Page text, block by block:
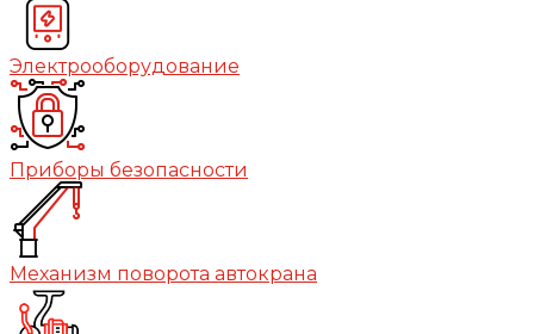
Электрооборудование
Приборы безопасности
Механизм поворота автокрана